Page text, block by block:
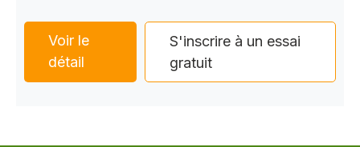
Voir le
détail
S'inscrire à un essai
gratuit